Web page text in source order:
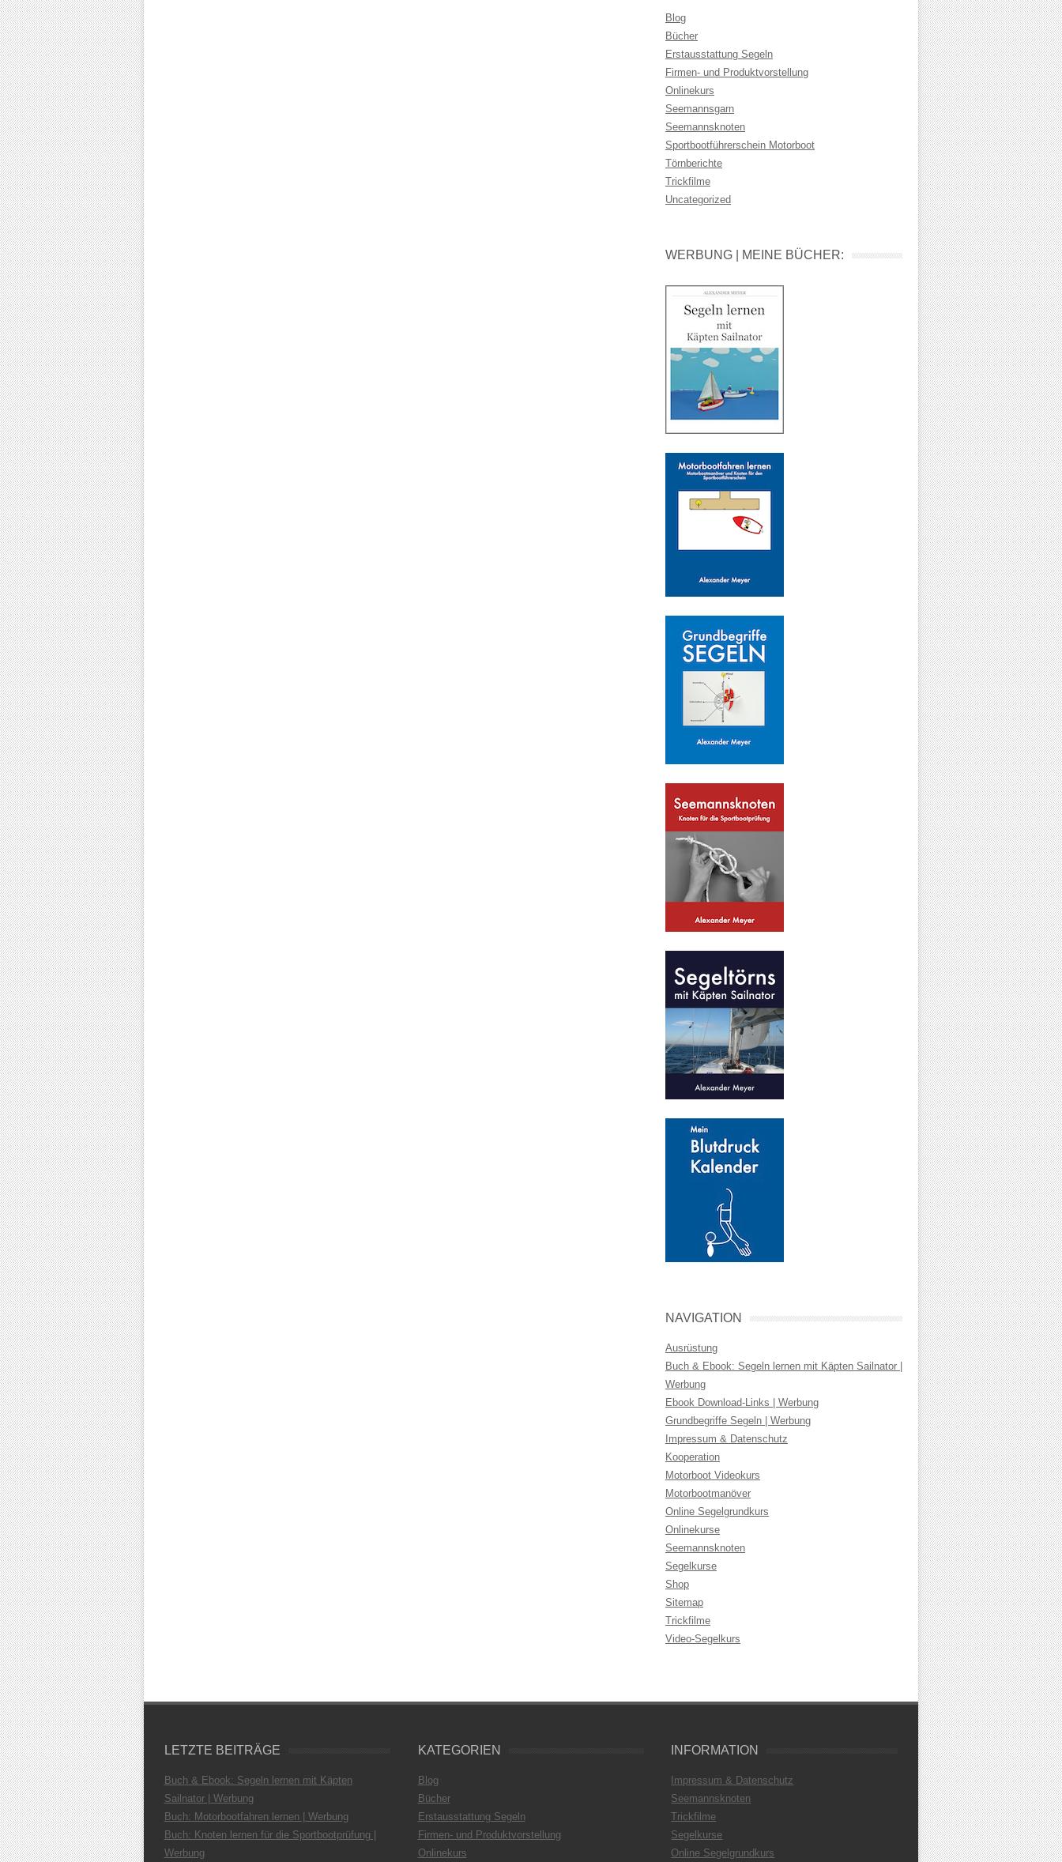
Blog
Bücher
Erstausstattung Segeln
Firmen- und Produktvorstellung
Onlinekurs
Seemannsgarn
Seemannsknoten
Sportbootführerschein Motorboot
Törnberichte
Trickfilme
Uncategorized
WERBUNG | MEINE BÜCHER:
NAVIGATION
Ausrüstung
Buch & Ebook: Segeln lernen mit Käpten Sailnator |
Werbung
Ebook Download-Links | Werbung
Grundbegriffe Segeln | Werbung
Impressum & Datenschutz
Kooperation
Motorboot Videokurs
Motorbootmanöver
Online Segelgrundkurs
Onlinekurse
Seemannsknoten
Segelkurse
Shop
Sitemap
Trickfilme
Video-Segelkurs
LETZTE BEITRÄGE
Buch & Ebook: Segeln lernen mit Käpten
Sailnator | Werbung
Buch: Motorbootfahren lernen | Werbung
Buch: Knoten lernen für die Sportbootprüfung |
Werbung
KATEGORIEN
Blog
Bücher
Erstausstattung Segeln
Firmen- und Produktvorstellung
Onlinekurs
INFORMATION
Impressum & Datenschutz
Seemannsknoten
Trickfilme
Segelkurse
Online Segelgrundkurs